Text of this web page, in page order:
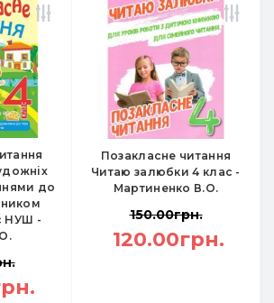
до
НУШ -
Позакласне читання
Читаю залюбки 4 клас -
Мартиненко В.О.
150.00грн.
120.00грн.